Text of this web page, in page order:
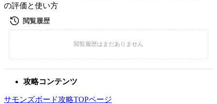
の評価と使い方
攻略コンテンツ
サモンズボード攻略TOPページ